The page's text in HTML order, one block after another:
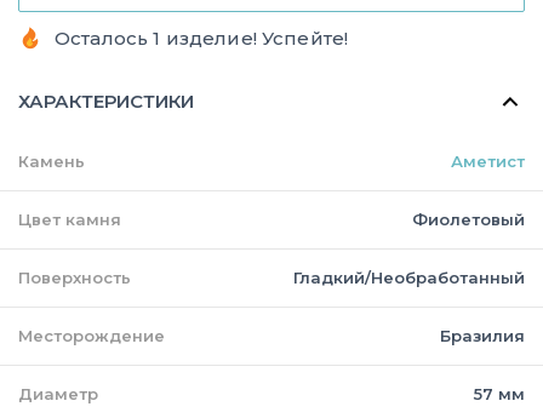
Осталось 1 изделие! Успейте!
ХАРАКТЕРИСТИКИ
Камень Аметист
Цвет камня Фиолетовый
Поверхность Гладкий/Необработанный
Месторождение Бразилия
Диаметр 57 мм